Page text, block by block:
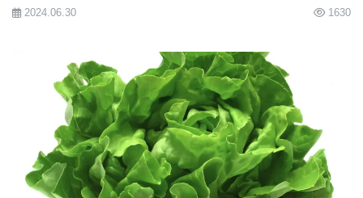
間にわたりモニターし、5,905件の観察データを収集
確認され、小さなスペースでも大きな効果を生むこ
とが示されました。
何を植えるべきか？
2024.06.30 1630
BIOMARKET JP